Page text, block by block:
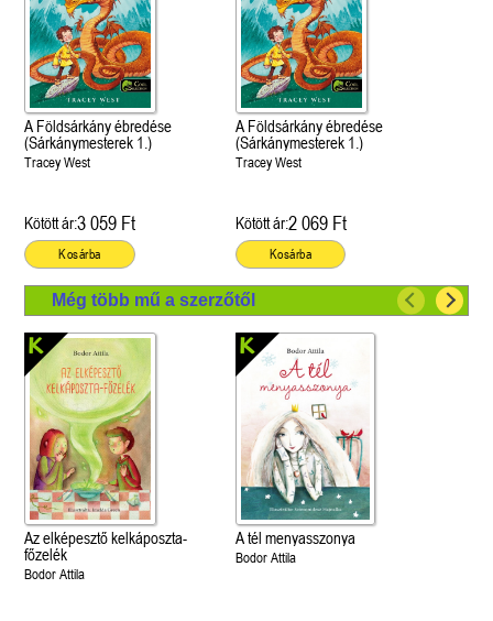
A Földsárkány ébredése
(Sárkánymesterek 1.)
Tracey West
Kötött ár:3 059 Ft
Kosárba
A Földsárkány ébredése
(Sárkánymesterek 1.)
Tracey West
Kötött ár:2 069 Ft
Kosárba
Még több mű a szerzőtől
Az elképesztő kelkáposzta-
főzelék
Bodor Attila
A tél menyasszonya
Bodor Attila